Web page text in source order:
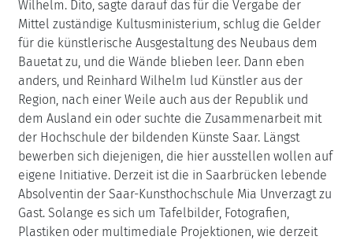
Wilhelm. Dito, sagte darauf das für die Vergabe der
Mittel zuständige Kultusministerium, schlug die Gelder
für die künstlerische Ausgestaltung des Neubaus dem
Bauetat zu, und die Wände blieben leer. Dann eben
anders, und Reinhard Wilhelm lud Künstler aus der
Region, nach einer Weile auch aus der Republik und
dem Ausland ein oder suchte die Zusammenarbeit mit
der Hochschule der bildenden Künste Saar. Längst
bewerben sich diejenigen, die hier ausstellen wollen auf
eigene Initiative. Derzeit ist die in Saarbrücken lebende
Absolventin der Saar-Kunsthochschule Mia Unverzagt zu
Gast. Solange es sich um Tafelbilder, Fotografien,
Plastiken oder multimediale Projektionen, wie derzeit